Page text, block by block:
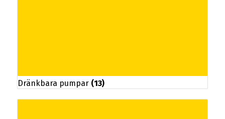
Dränkbara pumpar (13)